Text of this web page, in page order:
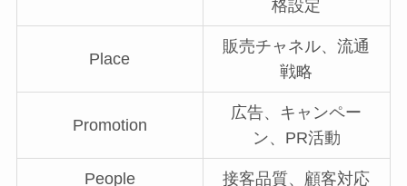
格設定
Place
販売チャネル、流通
戦略
Promotion
広告、キャンペー
ン、PR活動
People 接客品質、顧客対応